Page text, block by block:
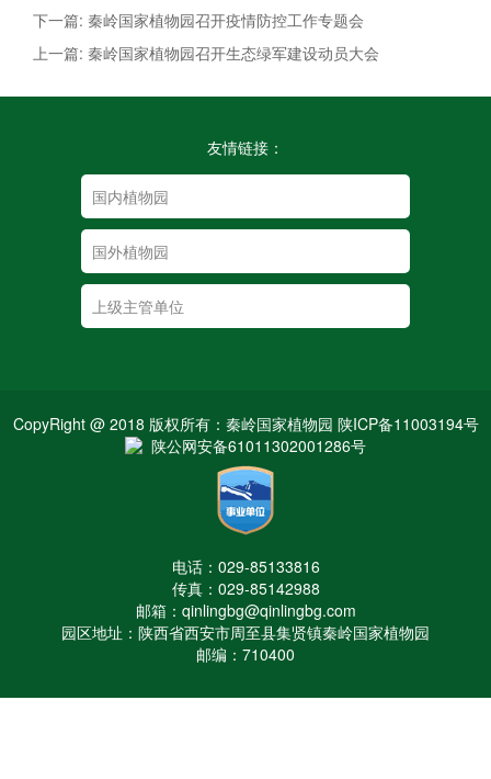
下一篇: 秦岭国家植物园召开疫情防控工作专题会
上一篇: 秦岭国家植物园召开生态绿军建设动员大会
友情链接：
CopyRight @ 2018 版权所有：秦岭国家植物园 陕ICP备11003194号
陕公网安备61011302001286号
电话：029-85133816
传真：029-85142988
邮箱：qinlingbg@qinlingbg.com
园区地址：陕西省西安市周至县集贤镇秦岭国家植物园
邮编：710400